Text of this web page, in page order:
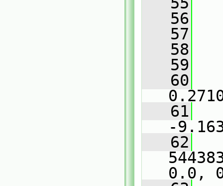
   56
   57
   58
   59
   60
   61
-
   62
0.0,